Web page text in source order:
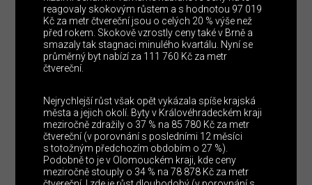
reagovaly skokovým růstem a s hodnotou 97 019
Kč za metr čtvereční jsou o celých 20 % výše než
před rokem. Skokově vzrostly ceny také v Brně a
smazaly tak stagnaci minulého kvartálu. Nyní se
průměrný byt nabízí za 111 760 Kč za metr
čtvereční.
Nejrychlejší růst však opět vykázala spíše krajská
města a jejich okolí. Byty v Královéhradeckém kraji
meziročně zdražily o 37 % na 85 780 Kč za metr
čtvereční (v porovnání s posledními 12 měsíci
s totožným předchozím obdobím o 27 %).
Podobně to je v Olomouckém kraji, kde ceny
meziročně stouply o 34 % na 78 878 Kč za metr